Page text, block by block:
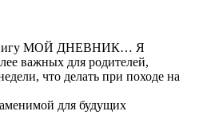
книгу МОЙ ДНЕВНИК… Я
важных для родителей,
что делать при походе на
для будущих